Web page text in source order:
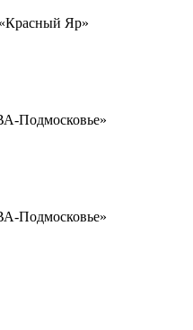
Яр»
Подмосковье»
Подмосковье»